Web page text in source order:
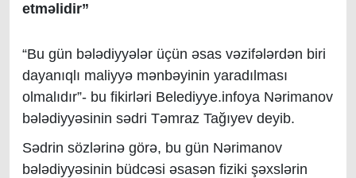
etməlidir”
“Bu gün bələdiyyələr üçün əsas vəzifələrdən biri
dayanıqlı maliyyə mənbəyinin yaradılması
olmalıdır”- bu fikirləri Belediyye.infoya Nərimanov
bələdiyyəsinin sədri Təmraz Tağıyev deyib.
Sədrin sözlərinə görə, bu gün Nərimanov
bələdiyyəsinin büdcəsi əsasən fiziki şəxslərin